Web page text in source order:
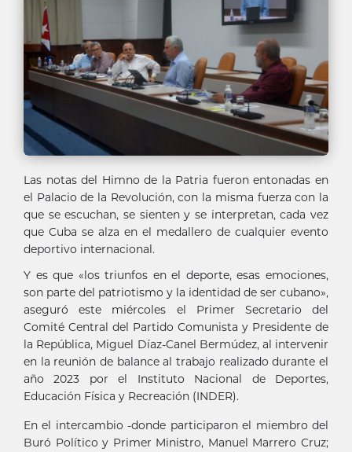
Las notas del Himno de la Patria fueron entonadas en
el Palacio de la Revolución, con la misma fuerza con la
que se escuchan, se sienten y se interpretan, cada vez
que Cuba se alza en el medallero de cualquier evento
deportivo internacional.
Y es que «los triunfos en el deporte, esas emociones,
son parte del patriotismo y la identidad de ser cubano»,
aseguró este miércoles el Primer Secretario del
Comité Central del Partido Comunista y Presidente de
la República, Miguel Díaz-Canel Bermúdez, al intervenir
en la reunión de balance al trabajo realizado durante el
año 2023 por el Instituto Nacional de Deportes,
Educación Física y Recreación (INDER).
En el intercambio -donde participaron el miembro del
Buró Político y Primer Ministro, Manuel Marrero Cruz;